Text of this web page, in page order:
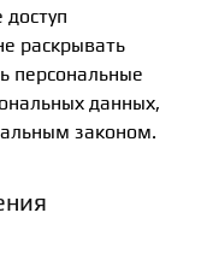
раскрывать
персональные
данных,
законом.